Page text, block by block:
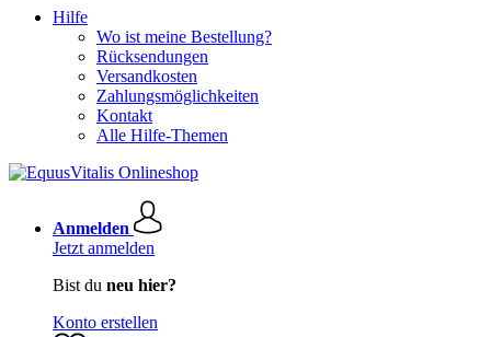
Hilfe
Wo ist meine Bestellung?
Rücksendungen
Versandkosten
Zahlungsmöglichkeiten
Kontakt
Alle Hilfe-Themen
Anmelden
Jetzt anmelden
Bist du neu hier?
Konto erstellen